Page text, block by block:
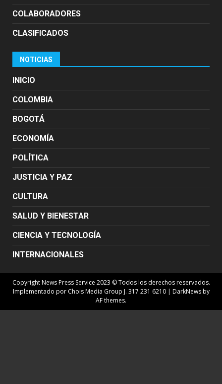
COLABORADORES
CLASIFICADOS
NOTICIAS
INICIO
COLOMBIA
BOGOTÁ
ECONOMÍA
POLÍTICA
JUSTICIA Y PAZ
CULTURA
SALUD Y BIENESTAR
CIENCIA Y TECNOLOGÍA
INTERNACIONALES
Copyright News Press Service 2023 © Todos los derechos reservados.
Implementado por Chois Media Group J. 317 231 6210 | DarkNewsby
AF themes.